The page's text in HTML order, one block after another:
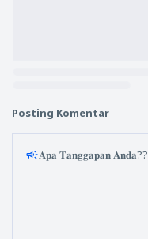
Posting Komentar
𝐀𝐩𝐚 𝐓𝐚𝐧𝐠𝐠𝐚𝐩𝐚𝐧 𝐀𝐧𝐝𝐚??